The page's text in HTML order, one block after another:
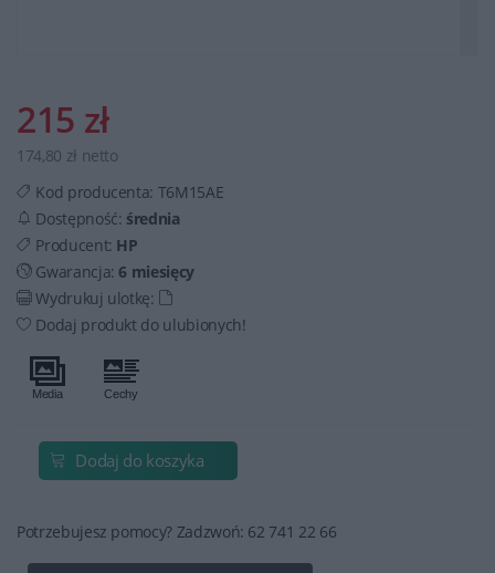
215 zł
174,80 zł netto
Kod producenta: T6M15AE
Dostępność: średnia
Producent: HP
Gwarancja:6 miesięcy
Wydrukuj ulotkę:
Dodaj produkt do ulubionych!
Dodaj do koszyka
Potrzebujesz pomocy? Zadzwoń: 62 741 22 66